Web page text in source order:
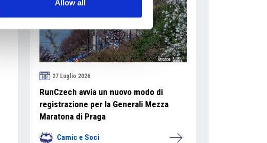
Allow all
27 Luglio 2026
RunCzech avvia un nuovo modo di
registrazione per la Generali Mezza
Maratona di Praga
Camic e Soci